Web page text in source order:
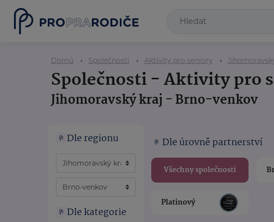
Domů Společnosti Aktivity pro seniory
Společnosti - Aktivity pro
Jihomoravský kraj - Brno-venkov
Dle regionu
Dle kategorie
Dle úrovně partnerství
Všechny společnosti
Platinový